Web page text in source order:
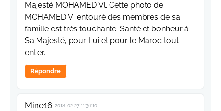
Majesté MOHAMED Vl. Cette photo de
MOHAMED VI entouré des membres de sa
famille est très touchante. Santé et bonheur à
Sa Majesté, pour Lui et pour le Maroc tout
entier.
Répondre
Mine16 2018-02-27 11:36:10